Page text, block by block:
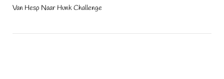
Van Hesp Naar Hunk Challenge